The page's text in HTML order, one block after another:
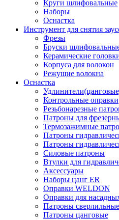
Круги шлифовальные
Наборы
Оснастка
Инструмент для снятия
Фрезы
Бруски
Керамические
Корпуса для волокон
Режущие волокна
Оснастка
Контрольные оправки
Резьбонарезные
Патроны для
Термозажимные
Патроны
Патроны
Силовые патроны
Втулки для
Аксессуары
Наборы цанг ER
Оправки WELDON
Оправки для
Патроны сверлильные
Патроны цанговые